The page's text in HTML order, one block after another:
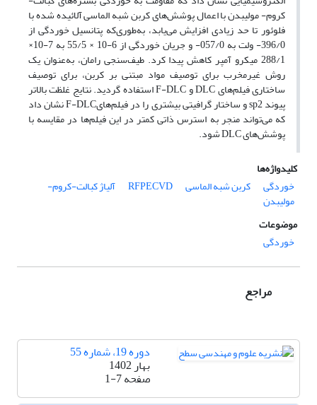
کروم- مولیبدن با اعمال پوشش‌های کربن شبه الماسی آلائیده شده با
فلوئور تا حد زیادی افزایش می‌یابد، به‌طوری‌که پتانسیل خوردگی از
396/0- ولت به 057/0- و جریان خوردگی از 6-10 × 55/5 به 7-10×
288/1 میکرو آمپر کاهش پیدا کرد. طیف‌سنجی رامان، به‌عنوان یک
روش غیرمخرب برای توصیف مواد مبتنی بر کربن، برای توصیف
ساختاری فیلم‌های DLC و F-DLC استفاده گردید. نتایج غلظت بالاتر
پیوند sp2 و ساختار گرافیتی بیشتری را در فیلم‌هایF-DLC نشان داد
که می‌تواند منجر به استرس ذاتی کمتر در این فیلم‌ها در مقایسه با
پوشش‌های DLC شود.
کلیدواژه‌ها
خوردگی
کربن شبه الماسی RFPECVD آلیاژ کبالت-کروم-
مولیبدن
موضوعات
خوردگی
مراجع
دوره 19، شماره 55
بهار 1402
صفحه1-7